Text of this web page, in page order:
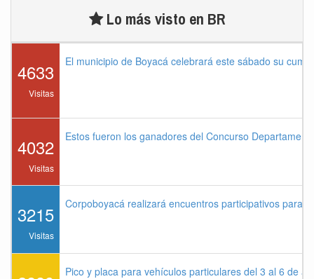
Lo más visto en BR
4633
Visitas
El municipio de Boyacá celebrará este sábado su
4032
Visitas
Estos fueron los ganadores del Concurso
3215
Visitas
Corpoboyacá realizará encuentros participativos para
Pico y placa para vehículos particulares del 3 al 6 de